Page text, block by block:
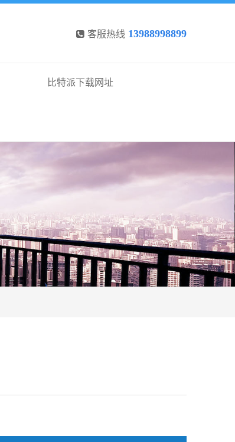
客服热线 13988998899
比特派下载网址